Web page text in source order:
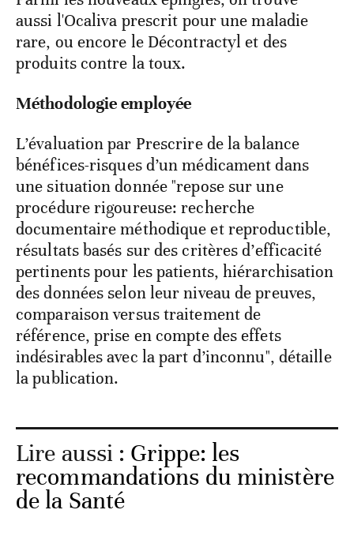
aussi l'Ocaliva prescrit pour une maladie
rare, ou encore le Décontractyl et des
produits contre la toux.
Méthodologie employée
L’évaluation par Prescrire de la balance
bénéfices-risques d’un médicament dans
une situation donnée "repose sur une
procédure rigoureuse: recherche
documentaire méthodique et reproductible,
résultats basés sur des critères d’efficacité
pertinents pour les patients, hiérarchisation
des données selon leur niveau de preuves,
comparaison versus traitement de
référence, prise en compte des effets
indésirables avec la part d’inconnu", détaille
la publication.
Lire aussi : Grippe: les
recommandations du ministère
de la Santé